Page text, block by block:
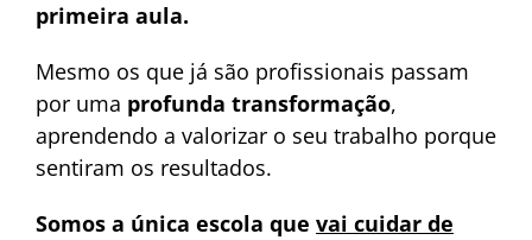
primeira aula.
Mesmo os que já são profissionais passam
por uma profunda transformação,
aprendendo a valorizar o seu trabalho porque
sentiram os resultados.
Somos a única escola que vai cuidar de